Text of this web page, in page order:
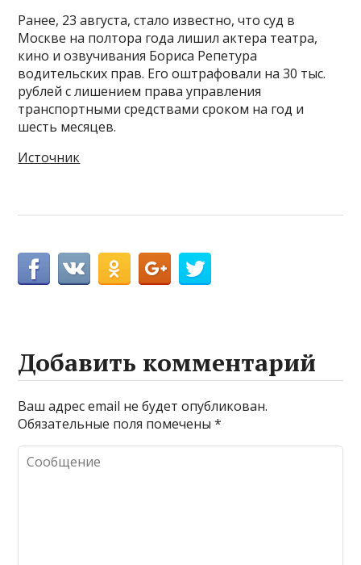
Ранее, 23 августа, стало известно, что суд в
Москве на полтора года лишил актера театра,
кино и озвучивания Бориса Репетура
водительских прав. Его оштрафовали на 30 тыс.
рублей с лишением права управления
транспортными средствами сроком на год и
шесть месяцев.
Источник
Добавить комментарий
Ваш адрес email не будет опубликован.
Обязательные поля помечены*